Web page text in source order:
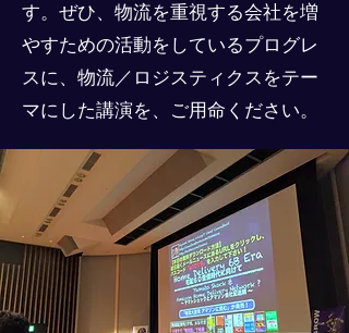
す。ぜひ、物流を重視する会社を増
やすための活動をしているプログレ
スに、物流／ロジスティクスをテー
マにした講演を、ご用命ください。